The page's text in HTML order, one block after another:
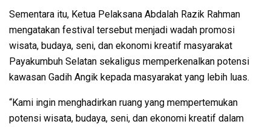
Sementara itu, Ketua Pelaksana Abdalah Razik Rahman
mengatakan festival tersebut menjadi wadah promosi
wisata, budaya, seni, dan ekonomi kreatif masyarakat
Payakumbuh Selatan sekaligus memperkenalkan potensi
kawasan Gadih Angik kepada masyarakat yang lebih luas.
“Kami ingin menghadirkan ruang yang mempertemukan
potensi wisata, budaya, seni, dan ekonomi kreatif dalam